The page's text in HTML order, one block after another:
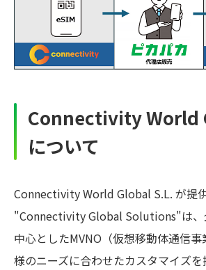
Connectivity World
について
Connectivity World Global S.L. が提
"Connectivity Global Solutions"は、
中心としたMVNO（仮想移動体通信事
様のニーズに合わせたカスタマイズを